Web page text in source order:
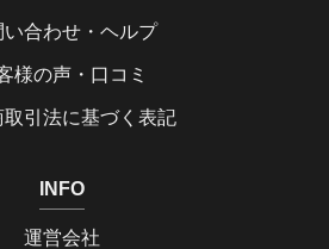
い合わせ・ヘルプ
様の声・口コミ
取引法に基づく表記
INFO
運営会社